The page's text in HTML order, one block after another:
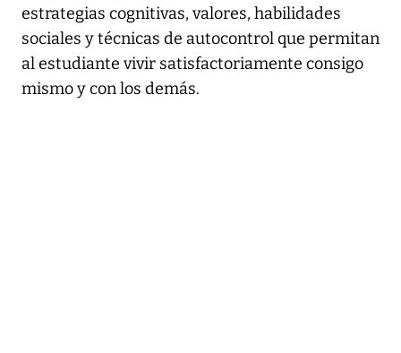
estrategias cognitivas, valores, habilidades
sociales y técnicas de autocontrol que permitan
al estudiante vivir satisfactoriamente consigo
mismo y con los demás.